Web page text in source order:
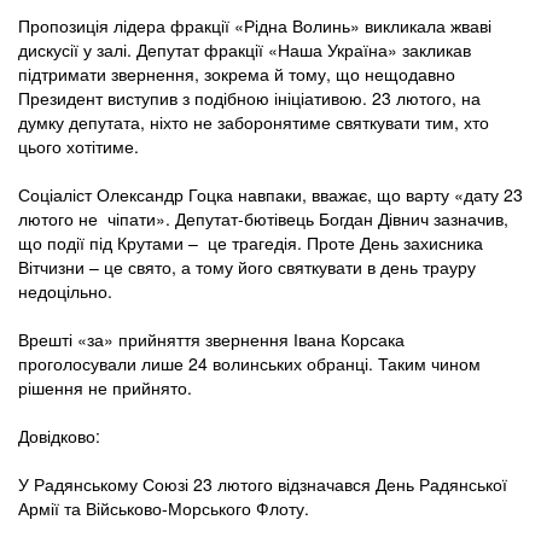
Пропозиція лідера фракції «Рідна Волинь» викликала жваві
дискусії у залі. Депутат фракції «Наша Україна» закликав
підтримати звернення, зокрема й тому, що нещодавно
Президент виступив з подібною ініціативою. 23 лютого, на
думку депутата, ніхто не заборонятиме святкувати тим, хто
цього хотітиме.
Соціаліст Олександр Гоцка навпаки, вважає, що варту «дату 23
лютого не чіпати». Депутат-бютівець Богдан Дівнич зазначив,
що події під Крутами – це трагедія. Проте День захисника
Вітчизни – це свято, а тому його святкувати в день трауру
недоцільно.
Врешті «за» прийняття звернення Івана Корсака
проголосували лише 24 волинських обранці. Таким чином
рішення не прийнято.
Довідково:
У Радянському Союзі 23 лютого відзначався День Радянської
Армії та Військово-Морського Флоту.